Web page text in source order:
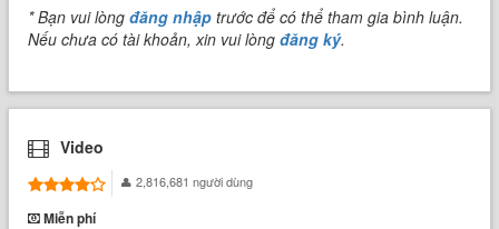
* Bạn vui lòngđăng nhập trước để có thể tham gia bình luận.
Nếu chưa có tài khoản, xin vui lòngđăng ký.
Video
2,816,681 người dùng
Miễn phí